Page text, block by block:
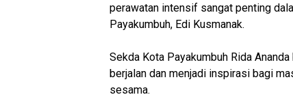
perawatan intensif sangat penting
Payakumbuh, Edi Kusmanak.
Sekda Kota Payakumbuh Rida
berjalan dan menjadi inspirasi bagi
sesama.